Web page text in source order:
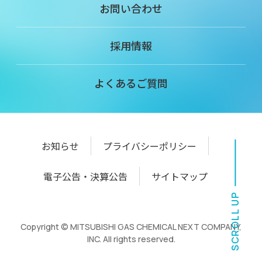
SCROLL UP
お問い合わせ
採用情報
よくあるご質問
お知らせ プライバシーポリシー
電子公告・決算公告 サイトマップ
Copyright © MITSUBISHI GAS CHEMICAL NEXT COMPANY,
INC. All rights reserved.